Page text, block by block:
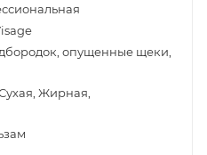
опущенные щеки,
Жирная,